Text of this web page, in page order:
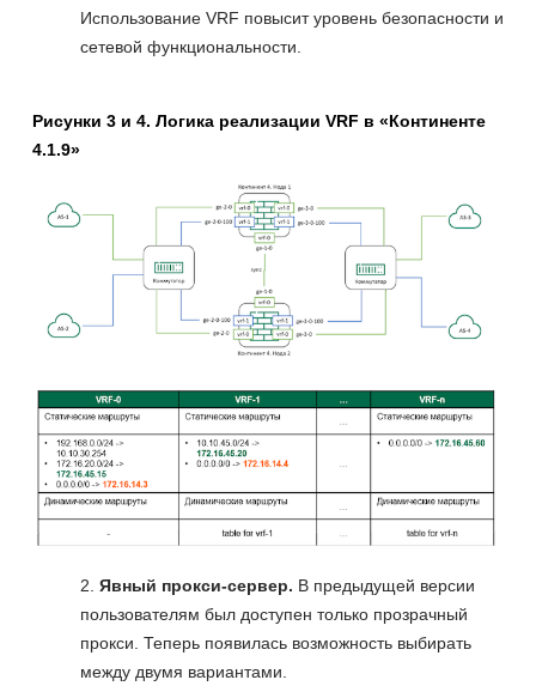
Использование VRF повысит уровень безопасности и
сетевой функциональности.
Рисунки 3 и 4. Логика реализации VRF в «Континенте
4.1.9»
Явный прокси-сервер. В предыдущей версии
пользователям был доступен только прозрачный
прокси. Теперь появилась возможность выбирать
между двумя вариантами.